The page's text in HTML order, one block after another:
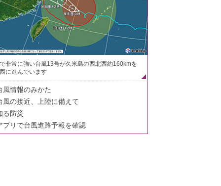
非常に強い台風13号が久米島の西北西約160kmを
に進んでいます
風情報のみかた
風の接近、上陸に備えて
る防災
プリで台風進路予報を確認